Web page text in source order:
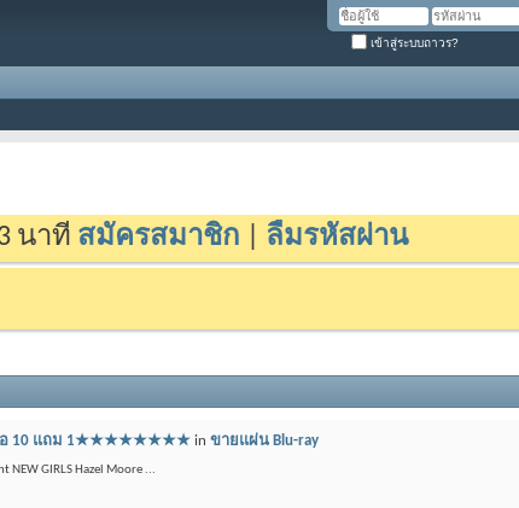
เข้าสู่ระบบถาวร?
นาที สมัครสมาชิก ลืมรหัสผ่าน
อ 10 แถม 1★★★★★★★★ in ขายแผ่น Blu-ray
GIRLS Hazel Moore ...